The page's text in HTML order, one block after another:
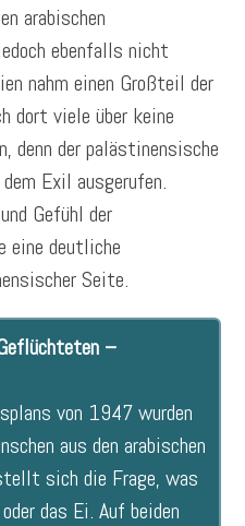
arabischen
ebenfalls nicht
nahm einen Großteil der
dort viele über keine
denn der palästinensische
Exil ausgerufen.
Gefühl der
eine deutliche
Seite.
–
von 1947 wurden
aus den arabischen
sich die Frage, was
das Ei. Auf beiden